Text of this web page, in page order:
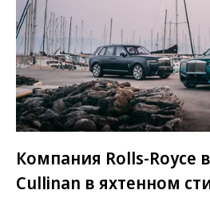
Компания Rolls-Royce
Cullinan в яхтенном